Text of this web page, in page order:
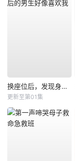
换座位后，发现身后的男生好像喜欢我
更新至第01集